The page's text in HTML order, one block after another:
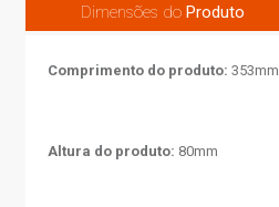
Dimensões doProduto
Comprimento do produto: 353mm
Altura do produto: 80mm